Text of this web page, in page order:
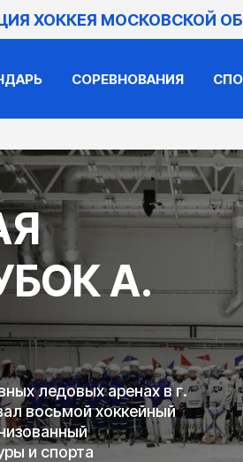
ХОККЕЯ МОСКОВСКОЙ
СОРЕВНОВАНИЯ
А.
ледовых аренах в г.
восьмой хоккейный
и спорта